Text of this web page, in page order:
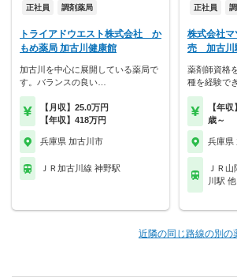
正社員 調剤薬局
トライアドウエスト株式会社 か
もめ薬局 加古川健康館
加古川を中心に展開している薬局で
す。バランスの良い…
【月収】25.0万円
【年収】418万円
兵庫県 加古川市
ＪＲ加古川線 神野駅
正社員
株式会社
売 加古川
薬剤師資格
種を経験で
【年
歳～
兵庫県
ＪＲ
川駅 他
近隣の同じ路線の別の